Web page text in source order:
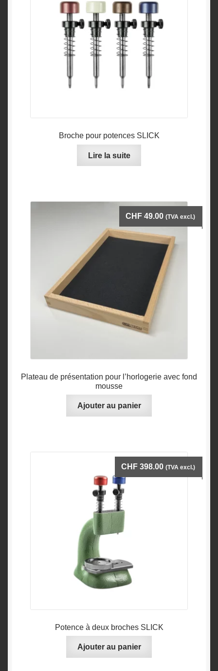
être
choisies
sur
la
page
Broche pour potences SLICK
Lire la suite
Plateau de présentation pour l’horlogerie avec fond
mousse
CHF 49.00 (TVA excl.)
Ajouter au panier
Potence à deux broches SLICK
CHF 398.00 (TVA excl.)
Ajouter au panier